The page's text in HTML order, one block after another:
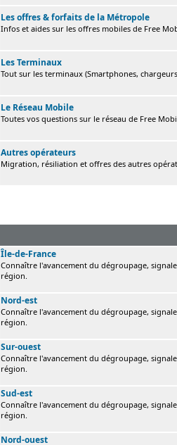
Les offres & forfaits de la Métropole
Infos et aides sur les offres mobiles de Free
Les Terminaux
Tout sur les terminaux (Smartphones,
Le Réseau Mobile
Toutes vos questions sur le réseau de Free
Autres opérateurs
Migration, résiliation et offres des autres
Île-de-France
Connaître l'avancement du dégroupage,
région.
Nord-est
Connaître l'avancement du dégroupage,
région.
Sur-ouest
Connaître l'avancement du dégroupage,
région.
Sud-est
Connaître l'avancement du dégroupage,
région.
Nord-ouest